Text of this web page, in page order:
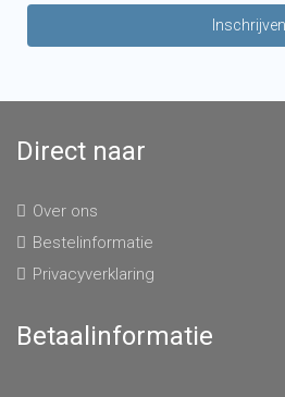
Direct naar
Over ons
Bestelinformatie
Privacyverklaring
Betaalinformatie